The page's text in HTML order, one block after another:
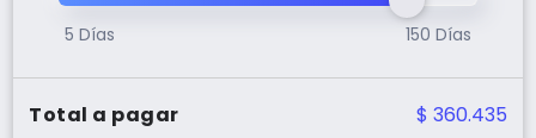
5 Días 150 Días
Total a pagar $ 360.435